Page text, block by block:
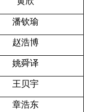
潘钦瑜
赵浩博
姚舜译
王贝宇
章浩东